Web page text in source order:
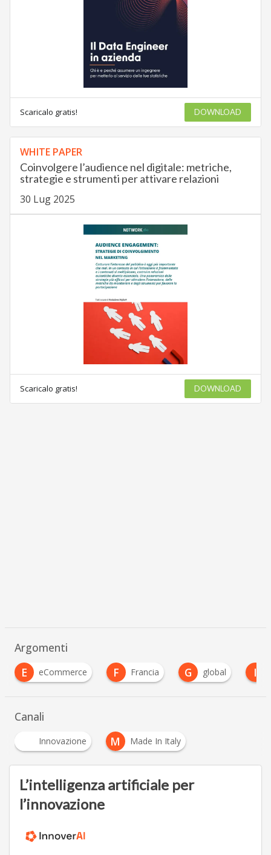
Scaricalo gratis! DOWNLOAD
WHITE PAPER
Coinvolgere l’audience nel digitale: metriche,
strategie e strumenti per attivare relazioni
30 Lug 2025
Scaricalo gratis! DOWNLOAD
Argomenti
F
Francia global I
Innovazione in Cina
Canali
Innovazione M Made In Italy
L’intelligenza artificiale per
l’innovazione